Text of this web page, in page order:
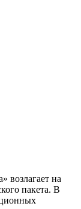
возлагает на
пакета. В